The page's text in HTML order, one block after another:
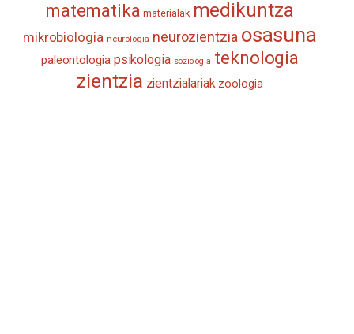
matematika materialak medikuntza
mikrobiologia neurologia neurozientzia osasuna
paleontologia psikologia soziologia teknologia
zientzia zientzialariak zoologia